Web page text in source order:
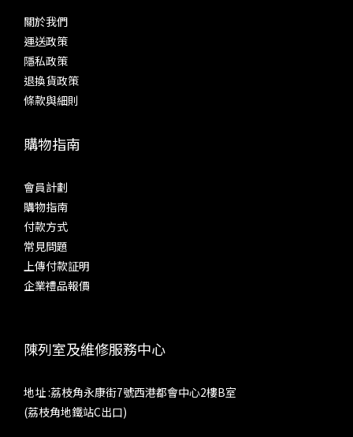
關於我們
運送政策
隱私政策
退換貨政策
條款與細則
購物指南
會員計劃
購物指南
付款方式
常見問題
上傳付款証明
企業禮品報價
陳列室及維修服務中心
地址 :荔枝角永康街7號西港都會中心2樓B室
(荔枝角地鐵站C出口)